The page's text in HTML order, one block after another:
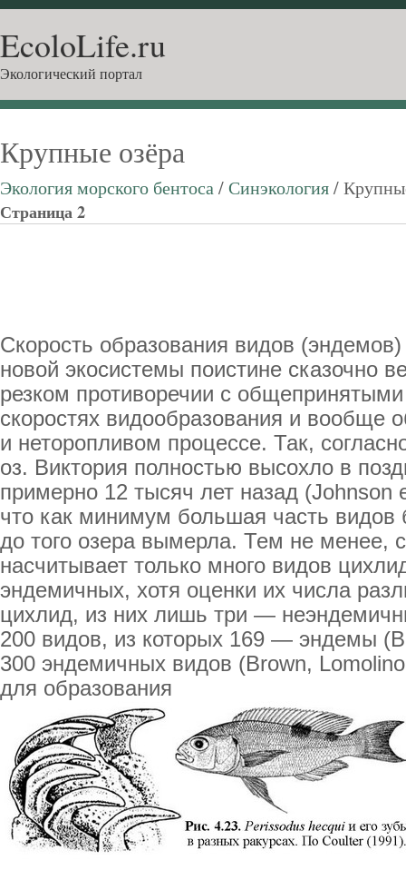
EcoloLife.ru
Экологический портал
Крупные озёра
Экология морского бентоса/Синэкология/
Страница 2
Скорость образования видов
новой экосистемы поистине сказочно
резком противоречии с
скоростях видообразования и вообще
и неторопливом процессе. Так,
оз. Виктория полностью высохло в
примерно 12 тысяч лет назад
что как минимум большая часть видов
до того озера вымерла. Тем не менее,
насчитывает только много видов
эндемичных, хотя оценки их числа
цихлид, из них лишь три —
200 видов, из которых 169 — эндемы
300 эндемичных видов (Brown,
для образования